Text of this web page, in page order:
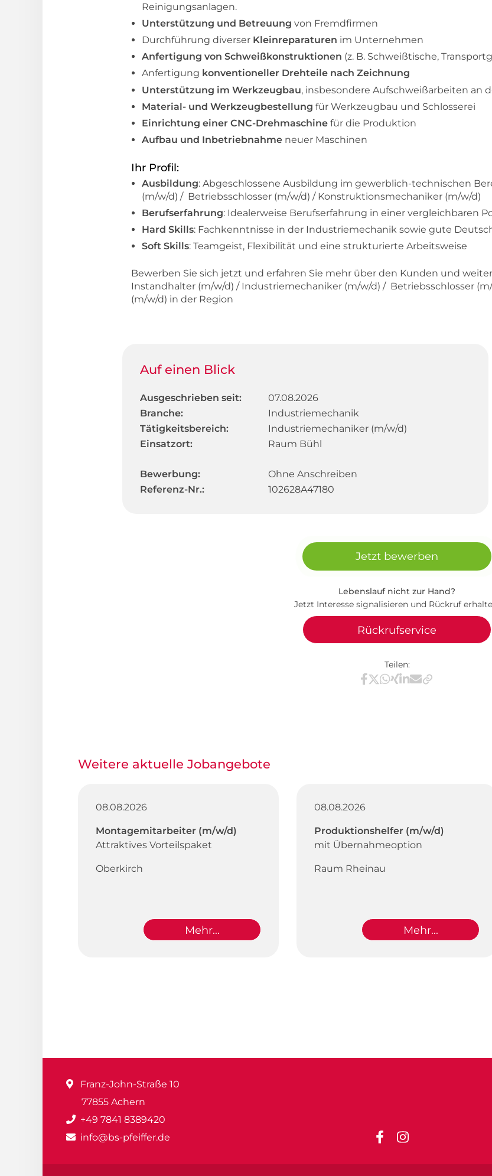
Reinigungsanlagen.
Unterstützung und Betreuung von Fremdfirmen
Durchführung diverser Kleinreparaturen im Unternehmen
Anfertigung von Schweißkonstruktionen (z. B. Schweißtische,
Anfertigung konventioneller Drehteile nach Zeichnung
Unterstützung im Werkzeugbau, insbesondere Aufschweißarbeiten an
Material- und Werkzeugbestellung für Werkzeugbau und Schlosserei
Einrichtung einer CNC-Drehmaschine für die Produktion
Aufbau und Inbetriebnahme neuer Maschinen
Ihr Profil:
Ausbildung: Abgeschlossene Ausbildung im gewerblich-technischen
(m/w/d) / Betriebsschlosser (m/w/d) / Konstruktionsmechaniker (m/w/d)
Berufserfahrung: Idealerweise Berufserfahrung in einer vergleichbaren
Hard Skills: Fachkenntnisse in der Industriemechanik sowie gute
Soft Skills: Teamgeist, Flexibilität und eine strukturierte Arbeitsweise
Bewerben Sie sich jetzt und erfahren Sie mehr über den Kunden und
Instandhalter (m/w/d) / Industriemechaniker (m/w/d) / Betriebsschlosser
(m/w/d) in der Region
Auf einen Blick
Ausgeschrieben seit:
07.08.2026
Branche:
Industriemechanik
Tätigkeitsbereich:
Industriemechaniker (m/w/d)
Einsatzort:
Raum Bühl
Bewerbung:
Ohne Anschreiben
Referenz-Nr.:
102628A47180
Jetzt bewerben
Lebenslauf nicht zur Hand?
Jetzt Interesse signalisieren und Rückruf
Rückrufservice
Teilen:
Teilen via Facebook
Teilen via X / Twitter
Teilen via WhatsApp
Teilen via Xing
Teilen via LinkedIn
Teilen via E-Mail
Weitere aktuelle Jobangebote
08.08.2026
Montagemitarbeiter (m/w/d)
Attraktives Vorteilspaket
Oberkirch
Mehr...
08.08.2026
Produktionshelfer (m/w/d)
mit Übernahmeoption
Raum Rheinau
Mehr...
Franz-John-Straße 10
77855 Achern
+49 7841 8389420
info@bs-pfeiffer.de